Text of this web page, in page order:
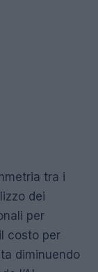
tra i
dei
per
costo per
diminuendo